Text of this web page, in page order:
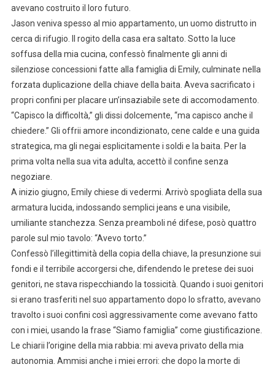
avevano costruito il loro futuro.
Jason veniva spesso al mio appartamento, un uomo distrutto in
cerca di rifugio. Il rogito della casa era saltato. Sotto la luce
soffusa della mia cucina, confessò finalmente gli anni di
silenziose concessioni fatte alla famiglia di Emily, culminate nella
forzata duplicazione della chiave della baita. Aveva sacrificato i
propri confini per placare un’insaziabile sete di accomodamento.
“Capisco la difficoltà,” gli dissi dolcemente, “ma capisco anche il
chiedere.” Gli offrii amore incondizionato, cene calde e una guida
strategica, ma gli negai esplicitamente i soldi e la baita. Per la
prima volta nella sua vita adulta, accettò il confine senza
negoziare.
A inizio giugno, Emily chiese di vedermi. Arrivò spogliata della sua
armatura lucida, indossando semplici jeans e una visibile,
umiliante stanchezza. Senza preamboli né difese, posò quattro
parole sul mio tavolo: “Avevo torto.”
Confessò l’illegittimità della copia della chiave, la presunzione sui
fondi e il terribile accorgersi che, difendendo le pretese dei suoi
genitori, ne stava rispecchiando la tossicità. Quando i suoi genitori
si erano trasferiti nel suo appartamento dopo lo sfratto, avevano
travolto i suoi confini così aggressivamente come avevano fatto
con i miei, usando la frase “Siamo famiglia” come giustificazione.
Le chiarii l’origine della mia rabbia: mi aveva privato della mia
autonomia. Ammisi anche i miei errori: che dopo la morte di